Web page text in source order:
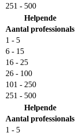
251 - 500
Helpende
Aantal professionals
1 - 5
6 - 15
16 - 25
26 - 100
101 - 250
251 - 500
Helpende
Aantal professionals
1 - 5